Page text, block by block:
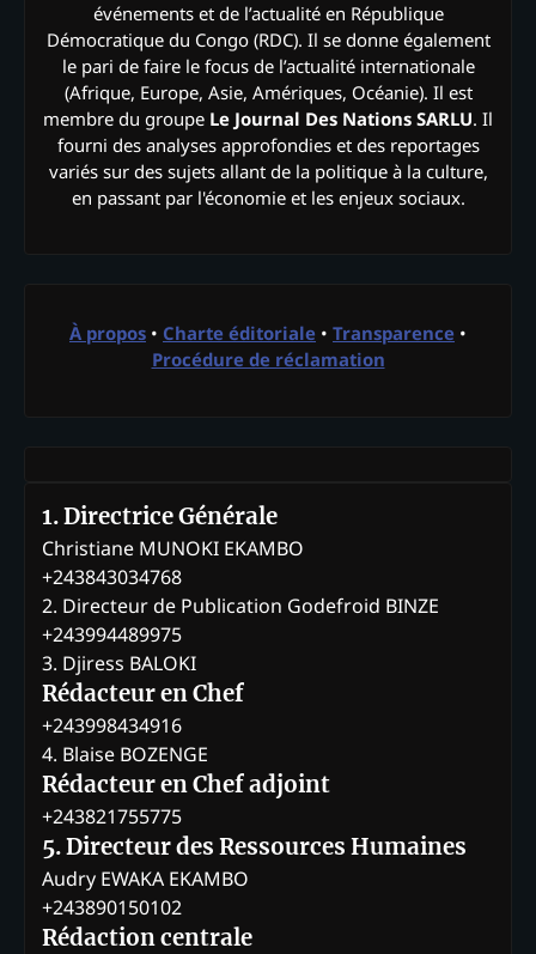
événements et de l’actualité en République
Démocratique du Congo (RDC). Il se donne également
le pari de faire le focus de l’actualité internationale
(Afrique, Europe, Asie, Amériques, Océanie). Il est
membre du groupe Le Journal Des Nations SARLU. Il
fourni des analyses approfondies et des reportages
variés sur des sujets allant de la politique à la culture,
en passant par l'économie et les enjeux sociaux.
À propos • Charte éditoriale • Transparence •
Procédure de réclamation
1. Directrice Générale
Christiane MUNOKI EKAMBO
+243843034768
2. Directeur de Publication Godefroid BINZE
+243994489975
3. Djiress BALOKI
Rédacteur en Chef
+243998434916
4. Blaise BOZENGE
Rédacteur en Chef adjoint
+243821755775
5. Directeur des Ressources Humaines
Audry EWAKA EKAMBO
+243890150102
Rédaction centrale